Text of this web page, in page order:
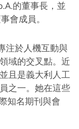
的董事長，並
會成員。
注於人機互動與
域的交叉點。近
且是義大利人工
之一。她在這些
知名期刊與會